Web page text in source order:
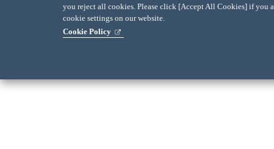
you reject all cookies. Please click [Accept All Cookies] if you
cookie settings on our website.
Cookie Policy